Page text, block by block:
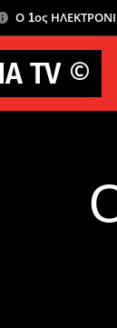
Ο 1ος
TV©